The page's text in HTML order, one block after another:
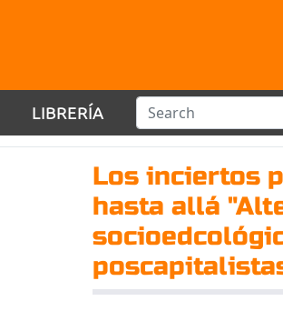
LIBRERÍA
Los inciertos
hasta allá